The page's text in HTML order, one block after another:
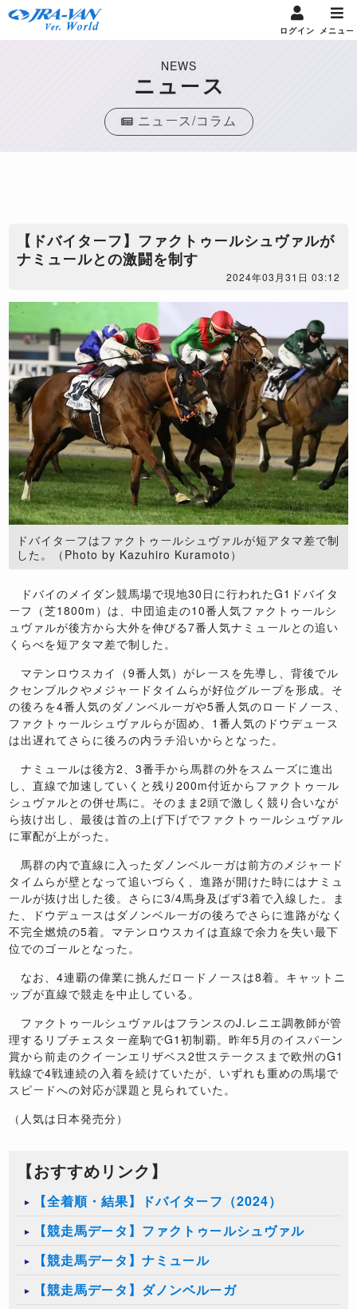
ログイン メニュー
NEWS
ニュース
ニュース/コラム
【ドバイターフ】ファクトゥールシュヴァルが
ナミュールとの激闘を制す
2024年03月31日 03:12
ドバイターフはファクトゥールシュヴァルが短アタマ差で制
した。（Photo by Kazuhiro Kuramoto）
ドバイのメイダン競馬場で現地30日に行われたG1ドバイタ
ーフ（芝1800m）は、中団追走の10番人気ファクトゥールシ
ュヴァルが後方から大外を伸びる7番人気ナミュールとの追い
くらべを短アタマ差で制した。
マテンロウスカイ（9番人気）がレースを先導し、背後でル
クセンブルクやメジャードタイムらが好位グループを形成。そ
の後ろを4番人気のダノンベルーガや5番人気のロードノース、
ファクトゥールシュヴァルらが固め、1番人気のドウデュース
は出遅れてさらに後ろの内ラチ沿いからとなった。
ナミュールは後方2、3番手から馬群の外をスムーズに進出
し、直線で加速していくと残り200m付近からファクトゥール
シュヴァルとの併せ馬に。そのまま2頭で激しく競り合いなが
ら抜け出し、最後は首の上げ下げでファクトゥールシュヴァル
に軍配が上がった。
馬群の内で直線に入ったダノンベルーガは前方のメジャード
タイムらが壁となって追いづらく、進路が開けた時にはナミュ
ールが抜け出した後。さらに3/4馬身及ばず3着で入線した。ま
た、ドウデュースはダノンベルーガの後ろでさらに進路がなく
不完全燃焼の5着。マテンロウスカイは直線で余力を失い最下
位でのゴールとなった。
なお、4連覇の偉業に挑んだロードノースは8着。キャットニ
ップが直線で競走を中止している。
ファクトゥールシュヴァルはフランスのJ.レニエ調教師が管
理するリブチェスター産駒でG1初制覇。昨年5月のイスパーン
賞から前走のクイーンエリザベス2世ステークスまで欧州のG1
戦線で4戦連続の入着を続けていたが、いずれも重めの馬場で
スピードへの対応が課題と見られていた。
（人気は日本発売分）
【おすすめリンク】
【全着順・結果】ドバイターフ（2024）
【競走馬データ】ファクトゥールシュヴァル
【競走馬データ】ナミュール
【競走馬データ】ダノンベルーガ